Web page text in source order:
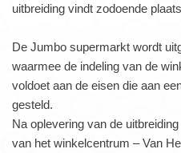
uitbreiding vindt zodoende
De Jumbo supermarkt wordt
waarmee de indeling van de
voldoet aan de eisen die aan
gesteld.
Na oplevering van de
van het winkelcentrum – Van